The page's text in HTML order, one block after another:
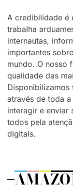
A credibilidade é
trabalha
internautas,
importantes
mundo. O nosso
qualidade das
Disponibilizamos
através de toda
interagir e enviar
todos pela
digitais.